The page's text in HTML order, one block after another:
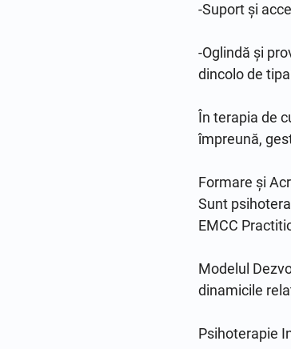
-Suport și
-Oglindă și
dincolo de
În terapia de
împreună,
Formare și
Sunt
EMCC
Modelul
dinamicile
Psihoterapie